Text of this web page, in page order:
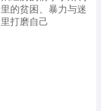
的贫困、暴力与迷
打磨自己